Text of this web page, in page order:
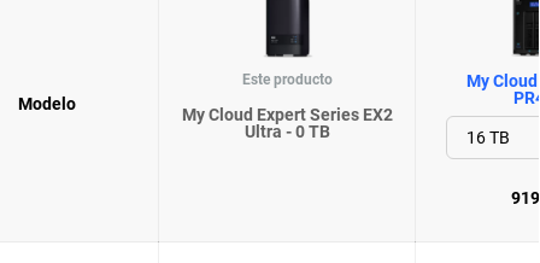
Modelo
Este producto
My Cloud Expert Series EX2
Ultra - 0 TB
My